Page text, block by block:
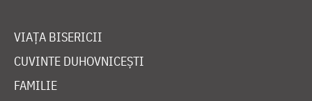
VIAȚA BISERICII
CUVINTE DUHOVNICEȘTI
FAMILIE